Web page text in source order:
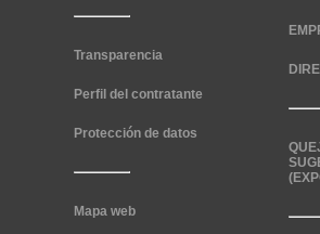
Transparencia
Perfil del contratante
Protección de datos
Mapa web